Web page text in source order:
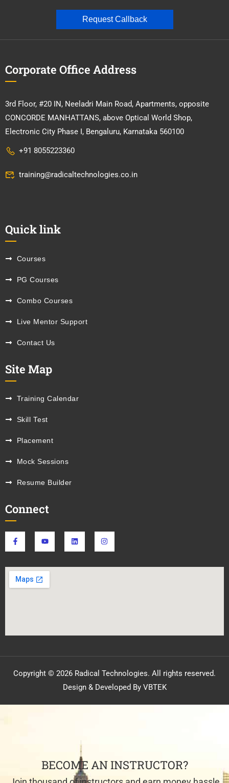
Request Callback
Corporate Office Address
3rd Floor, #20 IN, Neeladri Main Road, Apartments, opposite
CONCORDE MANHATTANS, above Optical World Shop,
Electronic City Phase I, Bengaluru, Karnataka 560100
+91 8055223360
training@radicaltechnologies.co.in
Quick link
Courses
PG Courses
Combo Courses
Live Mentor Support
Contact Us
Site Map
Training Calendar
Skill Test
Placement
Mock Sessions
Resume Builder
Connect
Copyright © 2026 Radical Technologies. All rights reserved.
Design & Developed By VBTEK
BECOME AN INSTRUCTOR?